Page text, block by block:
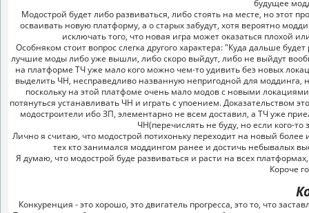
будущее
Модострой будет либо развиваться, либо стоять на месте, но этот
осваивать новую платформу, а о старых забудут, хотя вероятно
исключать того, что новая игра может оказаться плохой
Особняком стоит вопрос слегка другого характера: "Куда дальше
лучшие моды либо уже вышли, либо скоро выйдут, либо не выйдут
на платформе ТЧ уже мало кого можно чем-то удивить без новых
выделить ЧН, несправедливо названную непригодной для моддинга,
поскольку на этой платфоме очень мало модов с новыми
потянуться устанавливать ЧН и играть с упоением. Доказательством
модостроители ибо ЗП, элементарно не всем доставил, а ТЧ уже
ЧН(перечислять не буду, но если кого-
Лично я считаю, что модострой потихоньку переходит на новый
тех кто занимался моддингом ранее и достичь небывалых
Я думаю, что модострой буде развиваться и расти на всех
Короче
Конкуренция - это хорошо, это двигатель прогресса, это то, что